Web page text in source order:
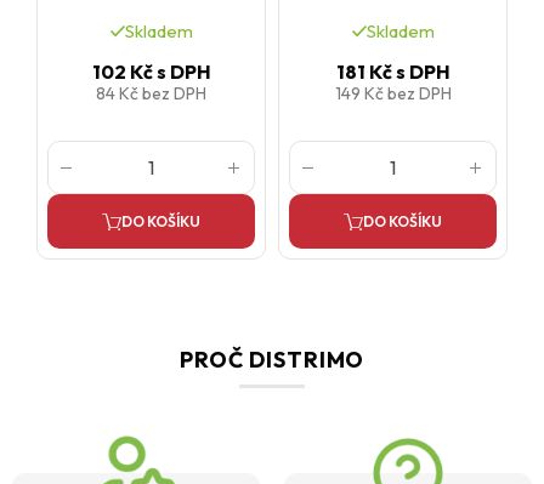
Skladem
102 Kčs DPH
84 Kčbez DPH
DO KOŠÍKU
Skladem
181 Kčs DPH
149 Kčbez DPH
DO KOŠÍKU
PROČ DISTRIMO